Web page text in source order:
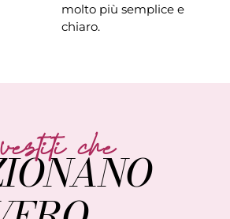
molto più semplice e
chiaro.
che